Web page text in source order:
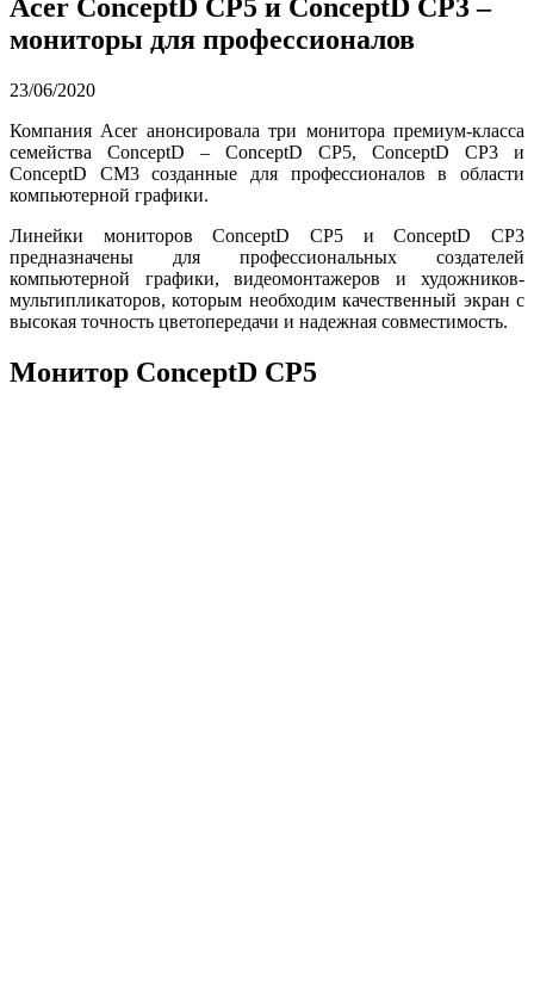
Acer ConceptD CP5 и ConceptD CP3 –
мониторы для профессионалов
23/06/2020
Компания Acer анонсировала три монитора премиум-класса
семейства ConceptD – ConceptD CP5, ConceptD CP3 и
ConceptD CM3 созданные для профессионалов в области
компьютерной графики.
Линейки мониторов ConceptD CP5 и ConceptD CP3
предназначены для профессиональных создателей
компьютерной графики, видеомонтажеров и художников-
мультипликаторов, которым необходим качественный экран с
высокая точность цветопередачи и надежная совместимость.
Монитор ConceptD CP5